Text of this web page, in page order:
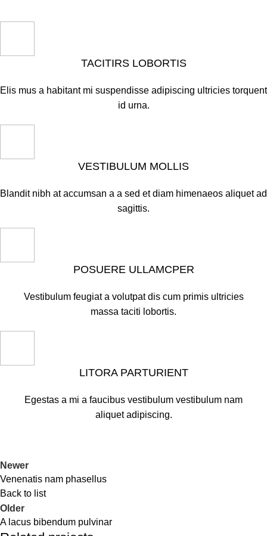
TACITIRS LOBORTIS
Elis mus a habitant mi suspendisse adipiscing ultricies torquent
id urna.
VESTIBULUM MOLLIS
Blandit nibh at accumsan a a sed et diam himenaeos aliquet ad
sagittis.
POSUERE ULLAMCPER
Vestibulum feugiat a volutpat dis cum primis ultricies
massa taciti lobortis.
LITORA PARTURIENT
Egestas a mi a faucibus vestibulum vestibulum nam
aliquet adipiscing.
Newer
Venenatis nam phasellus
Back to list
Older
A lacus bibendum pulvinar